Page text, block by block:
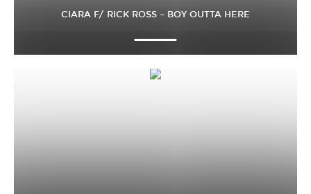
CIARA F/ RICK ROSS – BOY OUTTA HERE